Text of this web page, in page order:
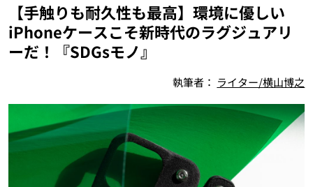
【手触りも耐久性も最高】環境に優しい
iPhoneケースこそ新時代のラグジュアリ
ーだ！『SDGsモノ』
執筆者： ライター/横山博之